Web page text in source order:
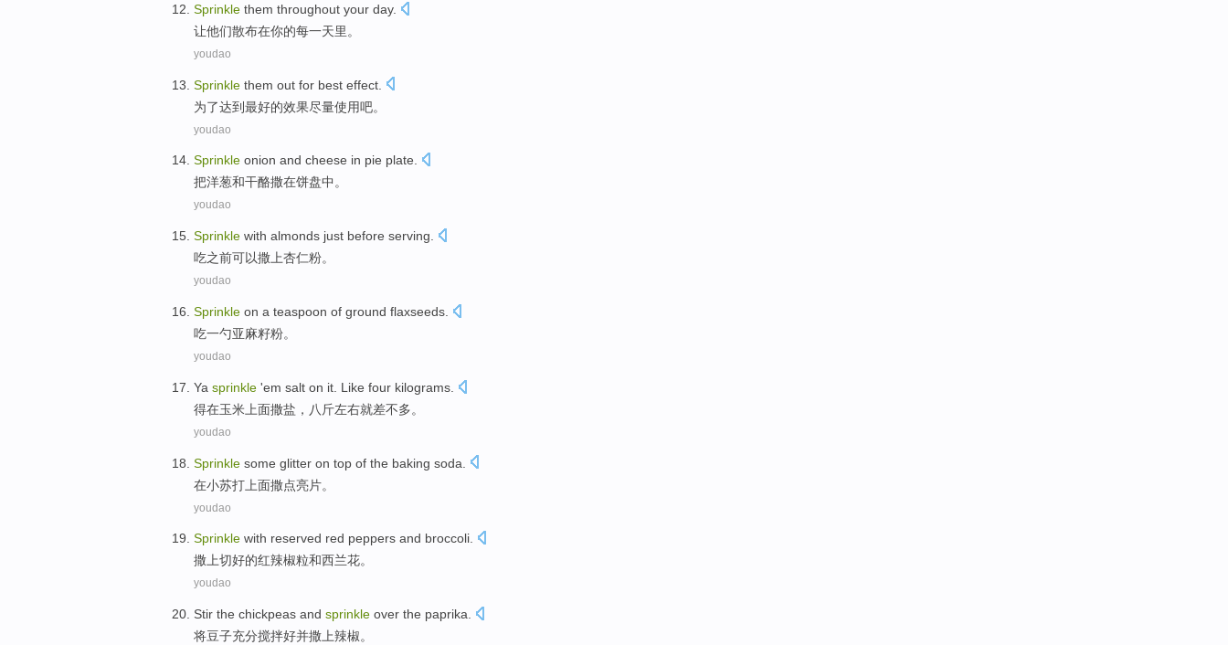
Sprinkle them throughout your day.
让他们散布在你的每一天里 。
youdao
Sprinkle them out for best effect
为了达到最好的效果尽量使用吧。
youdao
Sprinkle onion and cheese in pie plate.
把洋葱和干酪撒在饼盘中。
youdao
Sprinkle with almonds just before serving.
吃之前可以撒 上杏仁粉。
youdao
Sprinkle on a teaspoon of ground flaxseeds
吃一勺亚麻籽粉。
youdao
Ya sprinkle 'em salt on it. Like four kilograms
得在玉米上面撒盐 ， 八斤左右就差不多。
youdao
Sprinkle some glitter on top of the baking soda.
在小苏打上面撒点亮片。
youdao
Sprinkle with reserved red peppers and broccoli.
撒上切好的红辣椒粒和西兰花。
youdao
Stir the chickpeas and sprinkle over the paprika
将豆子充分搅拌好并撒 上辣椒。